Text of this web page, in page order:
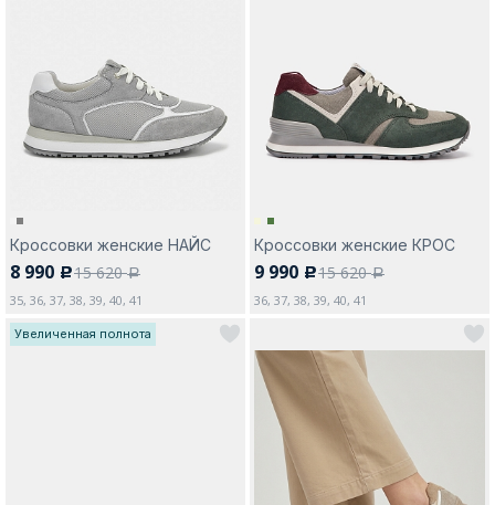
Кроссовки женские НАЙС
8 990 c15 620a
35, 36, 37, 38, 39, 40, 41
Кроссовки женские КРОС
9 990 c15 620a
36, 37, 38, 39, 40, 41
Увеличенная полнота